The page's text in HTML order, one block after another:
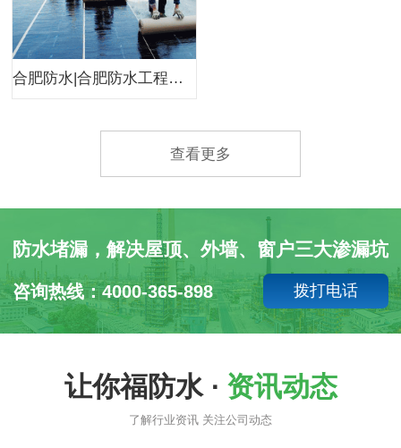
合肥防水|合肥防水工程公司|合肥小韩防水
查看更多
防水堵漏，解决屋顶、外墙、窗户三大渗漏坑
咨询热线：4000-365-898 拨打电话
让你福防水 · 资讯动态
了解行业资讯 关注公司动态